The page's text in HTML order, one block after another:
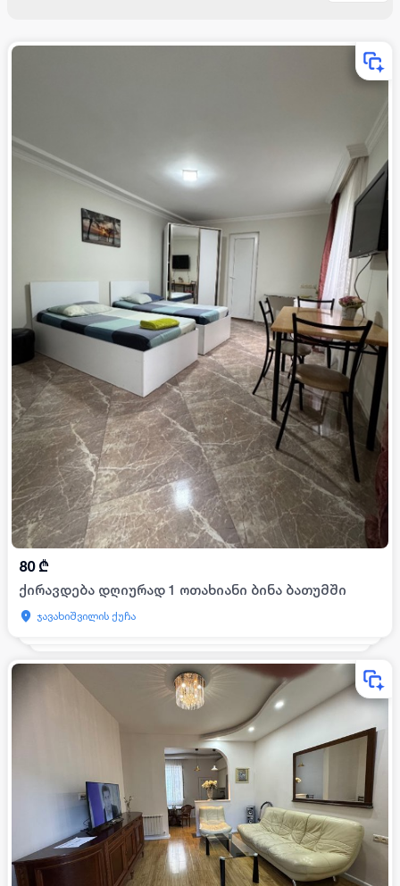
80 ₾
ქირავდება დღიურად 1 ოთახიანი ბინა ბათუმში
ჯავახიშვილის ქუჩა